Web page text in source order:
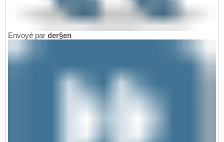
Envoyé par der§en